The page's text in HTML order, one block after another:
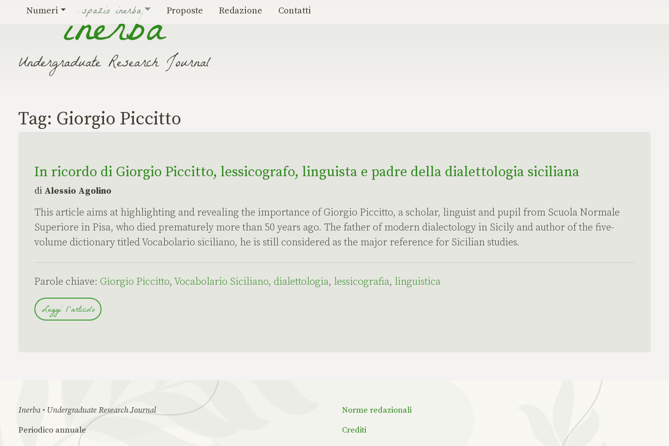
Vai al contenuto
Numeri spazio inerba Proposte Redazione Contatti
Tag: Giorgio Piccitto
In ricordo di Giorgio Piccitto, lessicografo, linguista e padre della dialettologia siciliana
di Alessio Agolino
This article aims at highlighting and revealing the importance of Giorgio Piccitto, a scholar, linguist and pupil from Scuola Normale
Superiore in Pisa, who died prematurely more than 50 years ago. The father of modern dialectology in Sicily and author of the five-
volume dictionary titled Vocabolario siciliano, he is still considered as the major reference for Sicilian studies.
Parole chiave: Giorgio Piccitto, Vocabolario Siciliano, dialettologia, lessicografia, linguistica
Leggi l'articolo
Inerba • Undergraduate Research Journal
Periodico annuale
Norme redazionali
Crediti